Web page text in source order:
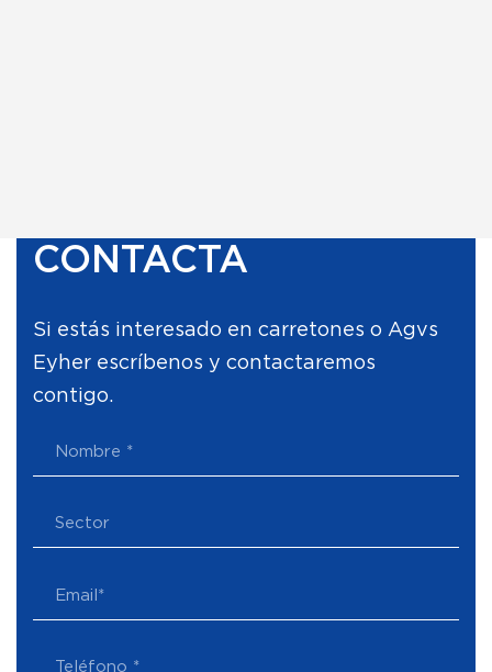
CONTACTA
Si estás interesado en carretones o Agvs
Eyher escríbenos y contactaremos
contigo.